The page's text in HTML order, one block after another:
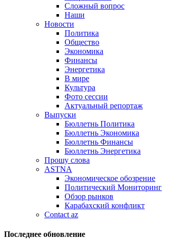
Сложный вопрос
Наши
Новости
Политика
Общество
Экономика
Финансы
Энергетика
В мире
Культура
Фото сессии
Актуальный репортаж
Выпуски
Бюллетнь Политика
Бюллетнь Экономика
Бюллетнь Финансы
Бюллетнь Энергетика
Прошу слова
ASTNA
Экономическое обозрение
Политический Мониторинг
Обзор рынков
Карабахский конфликт
Contact az
Последнее обновление